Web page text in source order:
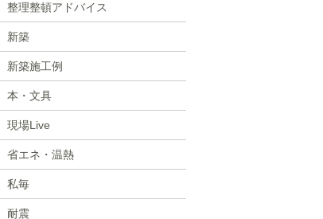
整理整頓アドバイス
新築
新築施工例
本・文具
現場Live
省エネ・温熱
私毎
耐震